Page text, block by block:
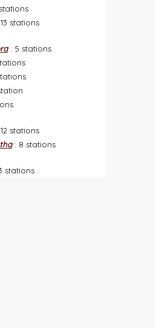
13 stations
: 5 stations
12 stations
: 8 stations
stations